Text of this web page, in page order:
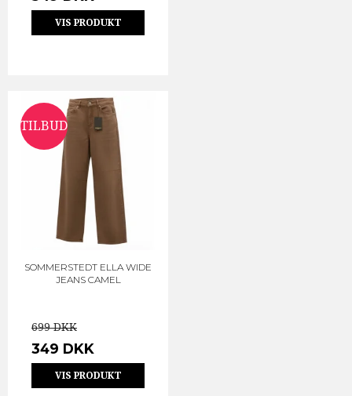
VIS PRODUKT
TILBUD
SOMMERSTEDT ELLA WIDE
JEANS CAMEL
699 DKK
349 DKK
VIS PRODUKT